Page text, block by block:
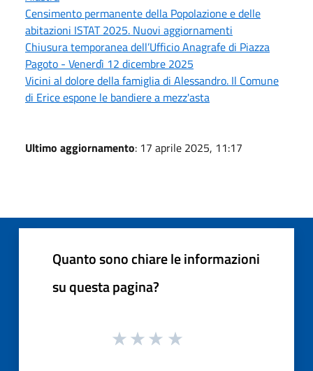
Censimento permanente della Popolazione e delle
abitazioni ISTAT 2025. Nuovi aggiornamenti
Chiusura temporanea dell’Ufficio Anagrafe di Piazza
Pagoto - Venerdì 12 dicembre 2025
Vicini al dolore della famiglia di Alessandro. Il Comune
di Erice espone le bandiere a mezz'asta
Ultimo aggiornamento: 17 aprile 2025, 11:17
Quanto sono chiare le informazioni
su questa pagina?